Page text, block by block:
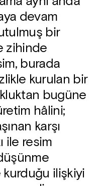
devam
bir
zihinde
burada
kurulan bir
bugüne
hâlini;
karşı
ile resim
ilişkiyi